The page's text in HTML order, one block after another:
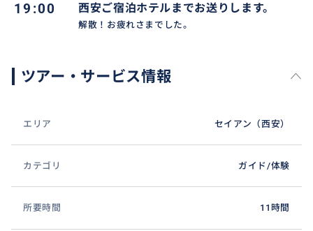
19:00 西安ご宿泊ホテルまでお送りします。
解散！お疲れさまでした。
ツアー・サービス情報
エリア セイアン（西安）
カテゴリ ガイド/体験
所要時間 11時間